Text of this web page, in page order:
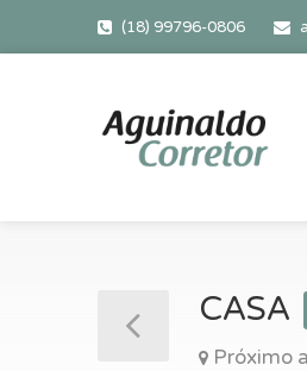
(18) 99796-0806
CASA
Próximo